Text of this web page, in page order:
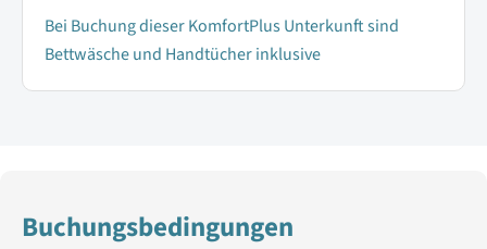
Bei Buchung dieser KomfortPlus Unterkunft sind
Bettwäsche und Handtücher inklusive
Buchungsbedingungen